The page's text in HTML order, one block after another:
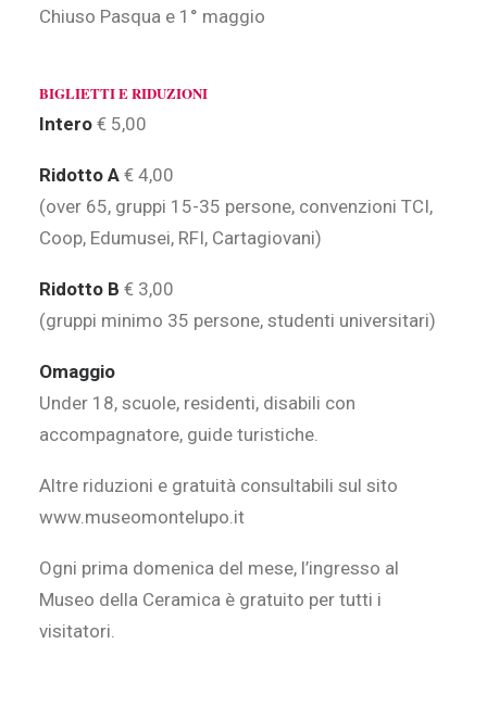
Chiuso Pasqua e 1° maggio
BIGLIETTI E RIDUZIONI
Intero € 5,00
Ridotto A € 4,00
(over 65, gruppi 15-35 persone, convenzioni TCI,
Coop, Edumusei, RFI, Cartagiovani)
Ridotto B € 3,00
(gruppi minimo 35 persone, studenti universitari)
Omaggio
Under 18, scuole, residenti, disabili con
accompagnatore, guide turistiche.
Altre riduzioni e gratuità consultabili sul sito
www.museomontelupo.it
Ogni prima domenica del mese, l’ingresso al
Museo della Ceramica è gratuito per tutti i
visitatori.